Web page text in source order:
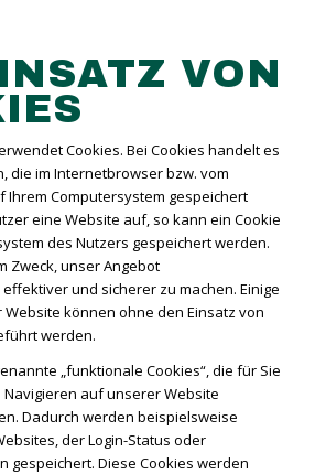
VON
Cookies. Bei Cookies handelt es
die im Internetbrowser bzw. vom
Computersystem gespeichert
eine Website auf, so kann ein Cookie
des Nutzers gespeichert werden.
Zweck, unser Angebot
und sicherer zu machen. Einige
können ohne den Einsatz von
werden.
„funktionale Cookies“, die für Sie
Navigieren auf unserer Website
Dadurch werden beispielsweise
der Login-Status oder
gespeichert. Diese Cookies werden